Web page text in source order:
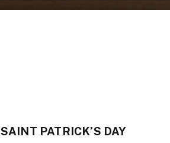
SAINT PATRICK’S DAY